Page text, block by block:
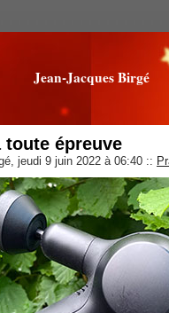
Jean-Jacques Birgé
toute épreuve
jeudi 9 juin 2022 à 06:40 ::